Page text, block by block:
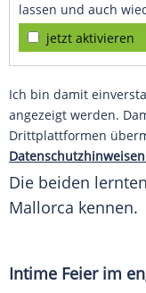
lassen und auch
jetzt aktivieren
Ich bin damit
angezeigt werden.
Drittplattformen
Die beiden
Mallorca kennen.
Intime Feier im